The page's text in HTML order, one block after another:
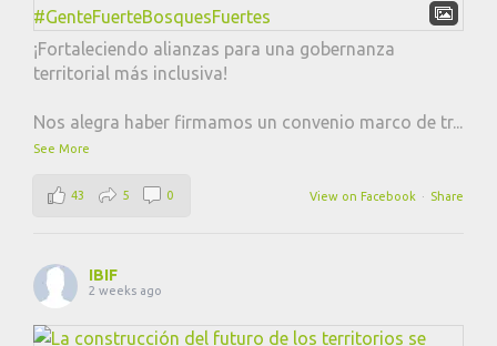
¡Fortaleciendo alianzas para una gobernanza
territorial más inclusiva!
Nos alegra haber firmamos un convenio marco de tr...
See More
View on Facebook · Share
43 5 0
IBIF
2 weeks ago